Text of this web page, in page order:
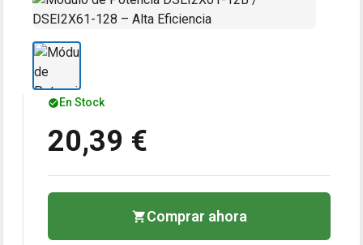
En Stock
20,39 €
Comprar ahora